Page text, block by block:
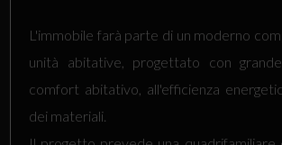
L'immobile farà parte di un moderno
unità abitative, progettato con
comfort abitativo, all'efficienza
dei materiali.